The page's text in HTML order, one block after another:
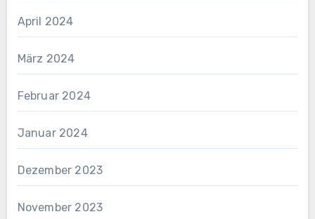
April 2024
März 2024
Februar 2024
Januar 2024
Dezember 2023
November 2023